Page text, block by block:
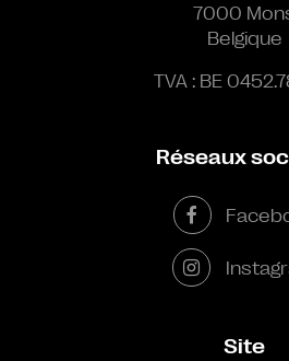
7000
Belgique
TVA : BE
Réseaux
Site